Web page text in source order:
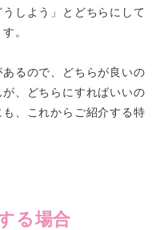
しよう」とどちらにして
。
るので、どちらが良いの
、どちらにすればいいの
、これからご紹介する特
る場合